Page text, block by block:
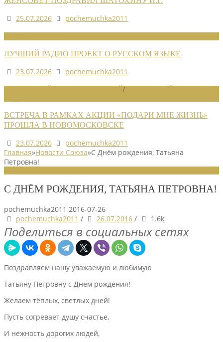
25.07.2026
pochemuchka2011
ЛУЧШИЙ РАДИО ПРОЕКТ О РУССКОМ ЯЗЫКЕ
23.07.2026
pochemuchka2011
/
ВСТРЕЧА В РАМКАХ АКЦИИ «ПОДАРИ МНЕ ЖИЗНЬ»
ПРОШЛА В НОВОМОСКОВСКЕ
23.07.2026
pochemuchka2011
Главная»Новости Союза»С Днём рождения, Татьяна
Петровна!
С ДНЁМ РОЖДЕНИЯ, ТАТЬЯНА ПЕТРОВНА!
pochemuchka2011 2016-07-26
pochemuchka2011 / 26.07.2016 / 1.6k
Поделиться в социальных сетях
Поздравляем нашу уважаемую и любимую
Татьяну Петровну с Днём рождения!
Желаем тёплых, светлых дней!
Пусть согревает душу счастье,
И нежность дорогих людей,